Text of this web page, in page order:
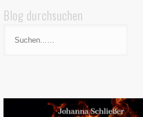
Blog durchsuchen